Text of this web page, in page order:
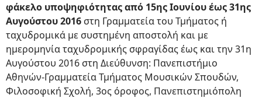
φάκελο υποψηφιότητας από 15ης Ιουνίου έως 31ης
Αυγούστου 2016 στη Γραμματεία του Τμήματος ή
ταχυδρομικά με συστημένη αποστολή και με
ημερομηνία ταχυδρομικής σφραγίδας έως και την 31η
Αυγούστου 2016 στη Διεύθυνση: Πανεπιστήμιο
Αθηνών-Γραμματεία Τμήματος Μουσικών Σπουδών,
Φιλοσοφική Σχολή, 3ος όροφος, Πανεπιστημιόπολη